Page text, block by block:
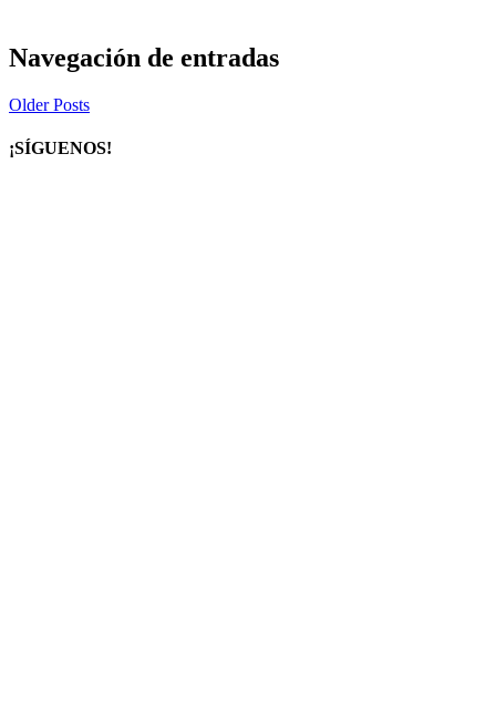
Navegación de entradas
Older Posts
¡SÍGUENOS!